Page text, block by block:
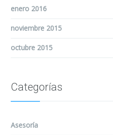
enero 2016
noviembre 2015
octubre 2015
Categorías
Asesoría